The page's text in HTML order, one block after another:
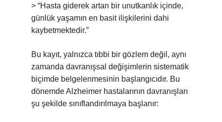
> “Hasta giderek artan bir unutkanlık içinde,
günlük yaşamın en basit ilişkilerini dahi
kaybetmektedir.”
Bu kayıt, yalnızca tıbbi bir gözlem değil, aynı
zamanda davranışsal değişimlerin sistematik
biçimde belgelenmesinin başlangıcıdır. Bu
dönemde Alzheimer hastalarının davranışları
şu şekilde sınıflandırılmaya başlanır: